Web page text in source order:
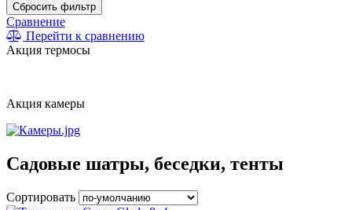
Сбросить фильтр
Сравнение
Перейти к сравнению
Акция термосы
Акция камеры
Садовые шатры, беседки, тенты
Сортировать